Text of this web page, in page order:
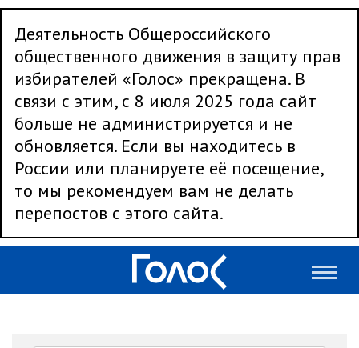
Деятельность Общероссийского
общественного движения в защиту прав
избирателей «Голос» прекращена. В
связи с этим, с 8 июля 2025 года сайт
больше не администрируется и не
обновляется. Если вы находитесь в
России или планируете её посещение,
то мы рекомендуем вам не делать
перепостов с этого сайта.